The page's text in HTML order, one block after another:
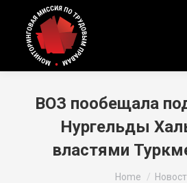
ВОЗ пообещала
Нургельды
властями
Home